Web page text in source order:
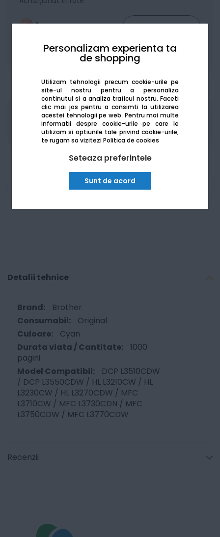
Personalizam experienta ta
de shopping
Utilizam tehnologii precum cookie-urile pe
site-ul nostru pentru a personaliza
continutul si a analiza traficul nostru. Faceti
clic mai jos pentru a consimti la utilizarea
acestei tehnologii pe web. Pentru mai multe
informatii despre cookie-urile pe care le
utilizam si optiunile tale privind cookie-urile,
te rugam sa viziteziPolitica de cookies
Seteaza preferintele
Sunt de acord
Lei / lună
Produsele sunt disponibile pe platforma de
achizitii publice SEAP/SICAP
Am nevoie de ajutor
Detalii tehnice
Brother
Original
Cyan
1000
pagini
DCP L3510CDW
/ DCP L3550CDW / HL L3210CW / HL
L3230CW / HL L3270CDW / MFC
L3710CW / MFC L3730CDN / MFC
L3750CDW / MFC L3770CDW
Recenzii